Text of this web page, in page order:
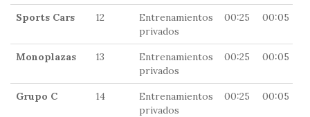
Sports Cars 12
Entrenamientos
privados
00:25 00:05
Monoplazas 13
Entrenamientos
privados
00:25 00:05
Grupo C 14
Entrenamientos
privados
00:25 00:05